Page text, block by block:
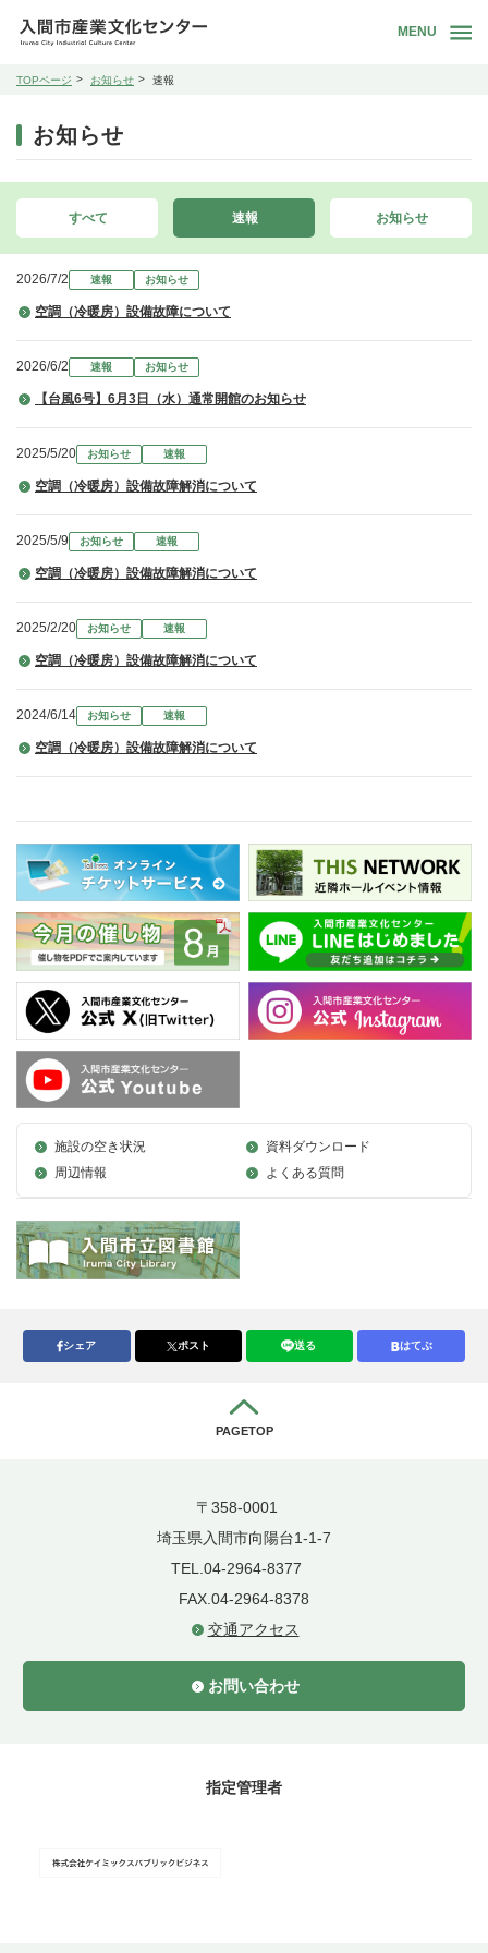
MENU
TOPページ お知らせ 速報
お知らせ
すべて 速報 お知らせ
2026/7/2 速報 お知らせ
空調（冷暖房）設備故障について
2026/6/2 速報 お知らせ
【台風6号】6月3日（水）通常開館のお知らせ
2025/5/20 お知らせ 速報
空調（冷暖房）設備故障解消について
2025/5/9 お知らせ 速報
空調（冷暖房）設備故障解消について
2025/2/20 お知らせ 速報
空調（冷暖房）設備故障解消について
2024/6/14 お知らせ 速報
空調（冷暖房）設備故障解消について
施設の空き状況
資料ダウンロード
周辺情報
よくある質問
シェア ポスト 送る はてぶ
PAGETOP
〒358-0001
埼玉県入間市向陽台1-1-7
TEL.04-2964-8377
FAX.04-2964-8378
交通アクセス
お問い合わせ
指定管理者